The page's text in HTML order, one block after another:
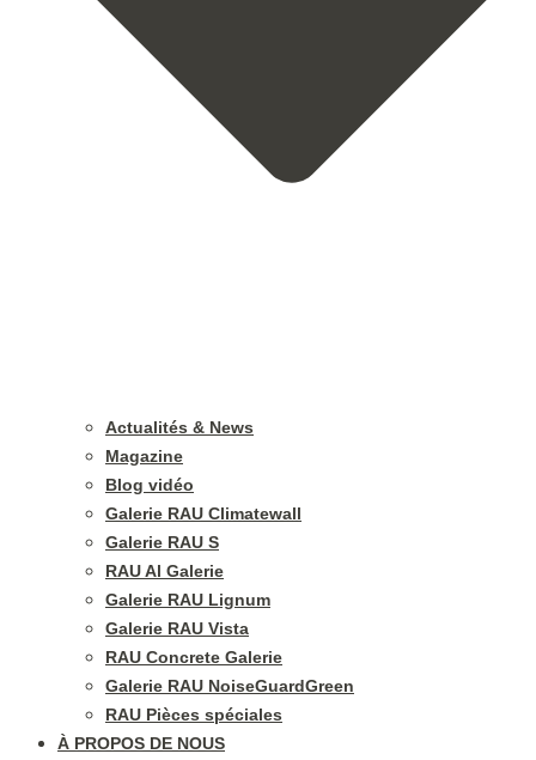
Actualités & News
Magazine
Blog vidéo
Galerie RAU Climatewall
Galerie RAU S
RAU Al Galerie
Galerie RAU Lignum
Galerie RAU Vista
RAU Concrete Galerie
Galerie RAU NoiseGuardGreen
RAU Pièces spéciales
À PROPOS DE NOUS